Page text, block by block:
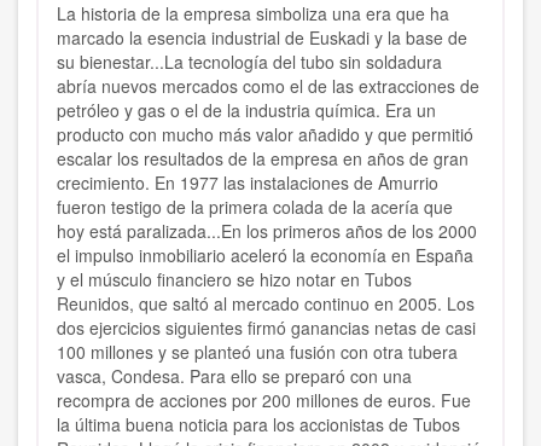
La historia de la empresa simboliza una era que ha
marcado la esencia industrial de Euskadi y la base de
su bienestar...La tecnología del tubo sin soldadura
abría nuevos mercados como el de las extracciones de
petróleo y gas o el de la industria química. Era un
producto con mucho más valor añadido y que permitió
escalar los resultados de la empresa en años de gran
crecimiento. En 1977 las instalaciones de Amurrio
fueron testigo de la primera colada de la acería que
hoy está paralizada...En los primeros años de los 2000
el impulso inmobiliario aceleró la economía en España
y el músculo financiero se hizo notar en Tubos
Reunidos, que saltó al mercado continuo en 2005. Los
dos ejercicios siguientes firmó ganancias netas de casi
100 millones y se planteó una fusión con otra tubera
vasca, Condesa. Para ello se preparó con una
recompra de acciones por 200 millones de euros. Fue
la última buena noticia para los accionistas de Tubos